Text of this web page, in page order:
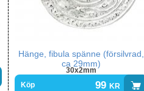
Hänge, fibula spänne (försilvrad,
ca 29mm)
30x2mm
Köp
99 kr